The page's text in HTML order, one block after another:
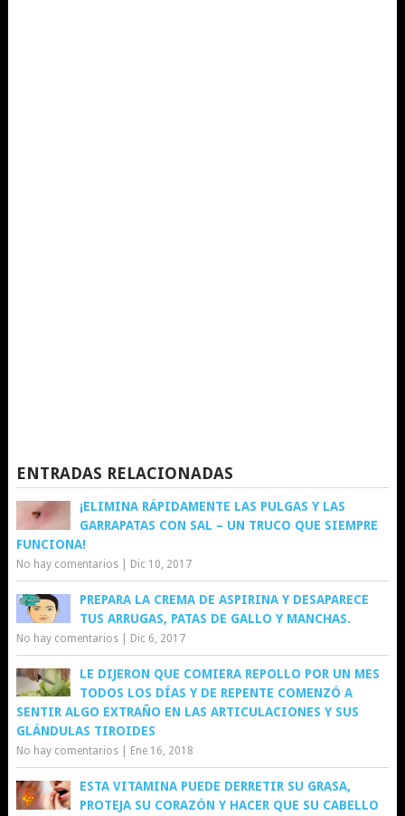
ENTRADAS RELACIONADAS
¡ELIMINA RÁPIDAMENTE LAS PULGAS Y LAS
GARRAPATAS CON SAL – UN TRUCO QUE SIEMPRE
FUNCIONA!
No hay comentarios| Dic 10, 2017
PREPARA LA CREMA DE ASPIRINA Y DESAPARECE
TUS ARRUGAS, PATAS DE GALLO Y MANCHAS.
No hay comentarios| Dic 6, 2017
LE DIJERON QUE COMIERA REPOLLO POR UN MES
TODOS LOS DÍAS Y DE REPENTE COMENZÓ A
SENTIR ALGO EXTRAÑO EN LAS ARTICULACIONES Y SUS
GLÁNDULAS TIROIDES
No hay comentarios| Ene 16, 2018
ESTA VITAMINA PUEDE DERRETIR SU GRASA,
PROTEJA SU CORAZÓN Y HACER QUE SU CABELLO